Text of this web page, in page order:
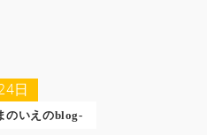
日
のいえのblog-